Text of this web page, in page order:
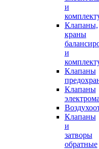
и
Клапаны,
краны
и
Клапаны
Клапаны
Клапаны
и
затворы
обратные